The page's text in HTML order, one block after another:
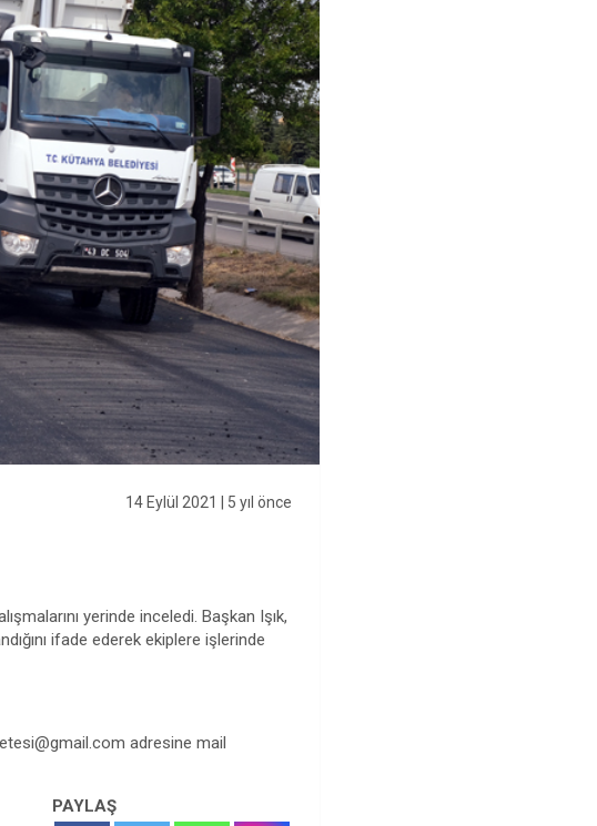
14 Eylül 2021 | 5 yıl önce
yerinde inceledi. Başkan Işık,
ifade ederek ekiplere işlerinde
adresine mail
PAYLAŞ